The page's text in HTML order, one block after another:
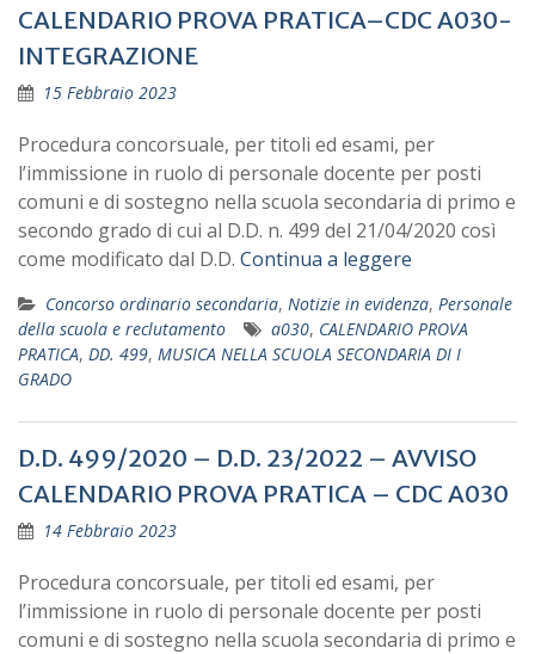
CALENDARIO PROVA PRATICA–CDC A030-
INTEGRAZIONE
15 Febbraio 2023
Procedura concorsuale, per titoli ed esami, per
l’immissione in ruolo di personale docente per posti
comuni e di sostegno nella scuola secondaria di primo e
secondo grado di cui al D.D. n. 499 del 21/04/2020 così
come modificato dal D.D. Continua a leggere
Concorso ordinario secondaria, Notizie in evidenza, Personale
della scuola e reclutamento
a030, CALENDARIO PROVA
PRATICA, DD. 499, MUSICA NELLA SCUOLA SECONDARIA DI I
GRADO
D.D. 499/2020 – D.D. 23/2022 – AVVISO
CALENDARIO PROVA PRATICA – CDC A030
14 Febbraio 2023
Procedura concorsuale, per titoli ed esami, per
l’immissione in ruolo di personale docente per posti
comuni e di sostegno nella scuola secondaria di primo e